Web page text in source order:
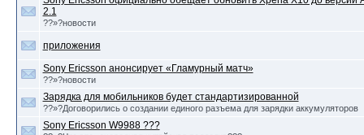
2.1
??»?новости
приложения
Sony Ericsson анонсирует «Гламурный матч»
??»?новости
Зарядка для мобильников будет стандартизированной
??»?Договорились о создании единого разъема для зарядки аккумуляторов
Sony Ericsson W9988 ???